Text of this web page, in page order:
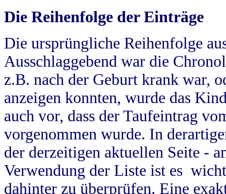
Die Reihenfolge der Einträge
Die ursprüngliche Reihenfolge
Ausschlaggebend war die
z.B. nach der Geburt krank war,
anzeigen konnten, wurde das
auch vor, dass der Taufeintrag
vorgenommen wurde. In
der derzeitigen aktuellen Seite -
Verwendung der Liste ist es
dahinter zu überprüfen. Eine